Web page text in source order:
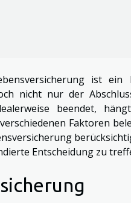
ist
nicht nur der
beendet,
Faktoren
Entscheidung zu